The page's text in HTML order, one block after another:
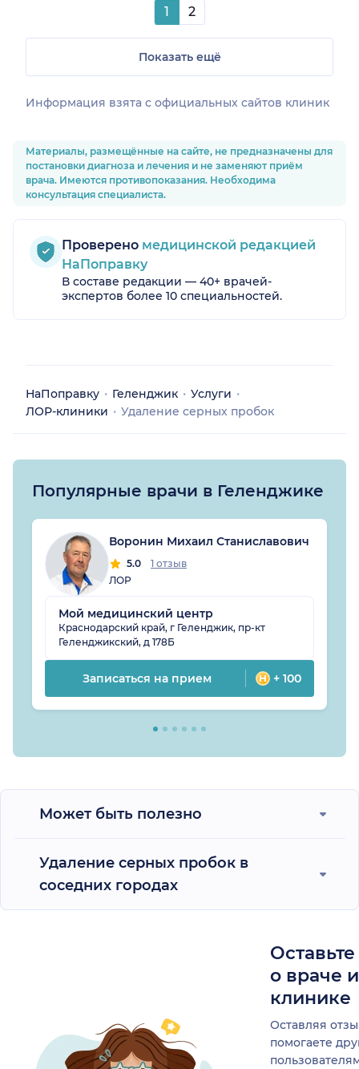
1 2
Показать ещё
Информация взята c официальных сайтов клиник
Материалы, размещённые на сайте, не предназначены для
постановки диагноза и лечения и не заменяют приём
врача. Имеются противопоказания. Необходима
консультация специалиста.
Проверено медицинской редакцией
НаПоправку
В составе редакции — 40+ врачей-
экспертов более 10 специальностей.
НаПоправку Геленджик
Услуги
ЛОР-клиники
Удаление серных пробок
Популярные врачи в Геленджике
Воронин Михаил Станиславович
5.0
1 отзыв
ЛОР
Мой медицинский центр
Краснодарский край, г Геленджик, пр-кт
Геленджикский, д 178Б
Записаться на прием + 100
Может быть полезно
Удаление серных пробок в
соседних городах
о враче
клинике
Оставляя
помогаете